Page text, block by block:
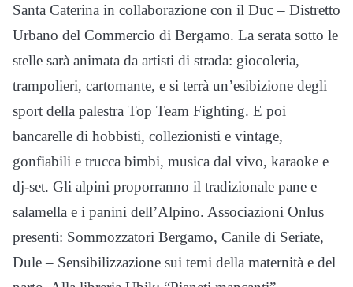
Santa Caterina in collaborazione con il Duc – Distretto
Urbano del Commercio di Bergamo. La serata sotto le
stelle sarà animata da artisti di strada: giocoleria,
trampolieri, cartomante, e si terrà un’esibizione degli
sport della palestra Top Team Fighting. E poi
bancarelle di hobbisti, collezionisti e vintage,
gonfiabili e trucca bimbi, musica dal vivo, karaoke e
dj-set. Gli alpini proporranno il tradizionale pane e
salamella e i panini dell’Alpino. Associazioni Onlus
presenti: Sommozzatori Bergamo, Canile di Seriate,
Dule – Sensibilizzazione sui temi della maternità e del